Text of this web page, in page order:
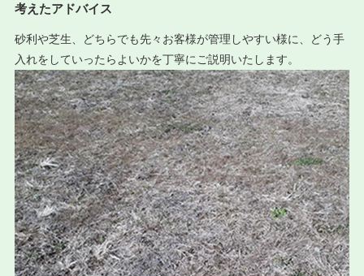
考えたアドバイス
砂利や芝生、どちらでも先々お客様が管理しやすい様に、どう手
入れをしていったらよいかを丁寧にご説明いたします。